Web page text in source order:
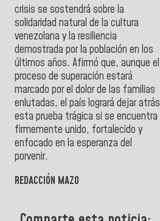
crisis se sostendrá sobre la
solidaridad natural de la cultura
venezolana y la resiliencia
demostrada por la población en los
últimos años. Afirmó que, aunque el
proceso de superación estará
marcado por el dolor de las familias
enlutadas, el país logrará dejar atrás
esta prueba trágica si se encuentra
firmemente unido, fortalecido y
enfocado en la esperanza del
porvenir.
REDACCIÓN MAZO